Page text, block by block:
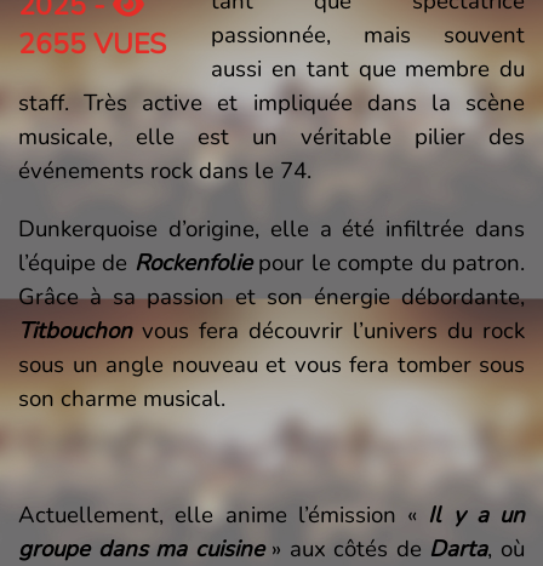
2655 VUES
passionnée, mais souvent
aussi en tant que membre du
staff. Très active et impliquée dans la scène
musicale, elle est un véritable pilier des
événements rock dans le 74.
Dunkerquoise d’origine, elle a été infiltrée dans
l’équipe de Rockenfoliepour le compte du patron.
Grâce à sa passion et son énergie débordante,
Titbouchonvous fera découvrir l’univers du rock
sous un angle nouveau et vous fera tomber sous
son charme musical.
Actuellement, elle anime l’émission « Il y a un
groupe dans ma cuisine» aux côtés de Darta, où